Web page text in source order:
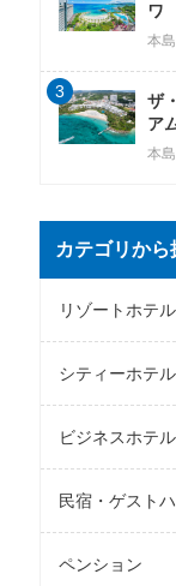
ワ
本
ザ
ア
本
3
カテゴリから
リゾートホテル
シティーホテル
ビジネスホテル
民宿・ゲスト
ペンション